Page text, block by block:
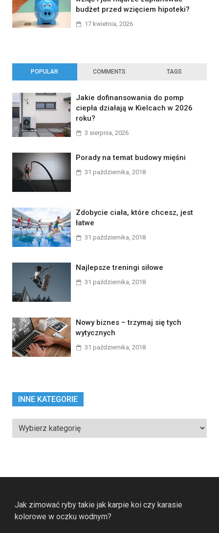
budżet przed wzięciem hipoteki?
17 kwietnia, 2026
POPULAR COMMENTS TAGS
Jakie dofinansowania do pomp
ciepła działają w Kielcach w 2026
roku?
3 sierpnia, 2026
Porady na temat budowy mięśni
31 października, 2018
Zdobycie ciała, które chcesz, jest
łatwe
31 października, 2018
Najlepsze treningi siłowe
31 października, 2018
Nowy biznes – trzymaj się tych
wytycznych
31 października, 2018
INNE KATEGORIE
Inne
kategorie
Jak zimować ryby takie jak karpie koi czy karasie
kolorowe w oczku wodnym?